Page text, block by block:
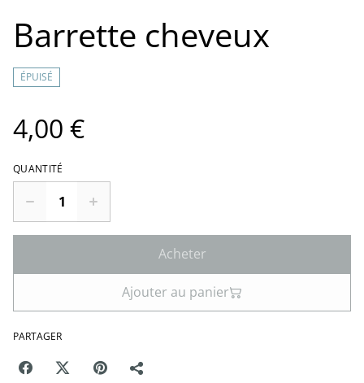
Barrette cheveux
ÉPUISÉ
4,00 €
QUANTITÉ
Acheter
Ajouter au panier
PARTAGER